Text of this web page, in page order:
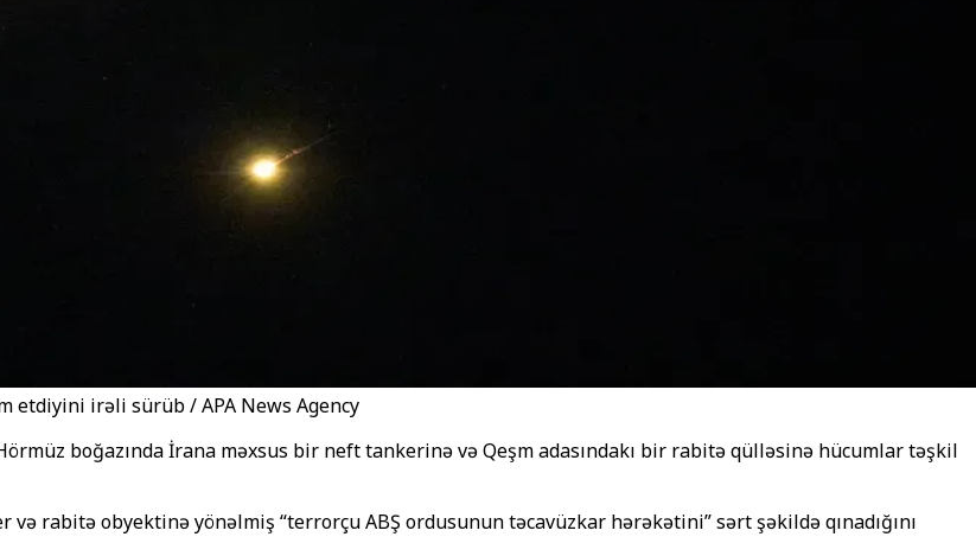
etdiyini irəli sürüb / APA News Agency
boğazında İrana məxsus bir neft tankerinə və Qeşm adasındakı bir rabitə qülləsinə hücumlar təşkil
və rabitə obyektinə yönəlmiş “terrorçu ABŞ ordusunun təcavüzkar hərəkətini” sərt şəkildə qınadığını